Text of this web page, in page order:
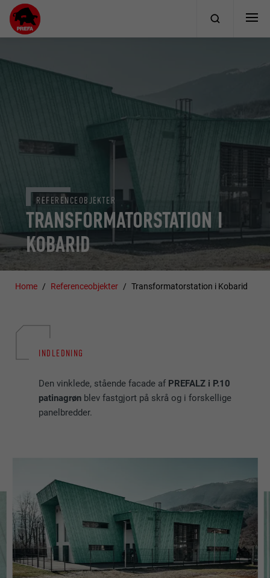
TRANSFORMATORSTATION I
KOBARID
REFERENCEOBJEKTER
Home Referenceobjekter Transformatorstation i Kobarid
INDLEDNING
Den vinklede, stående facade af PREFALZ i P.10
patinagrøn blev fastgjort på skrå og i forskellige
panelbredder.